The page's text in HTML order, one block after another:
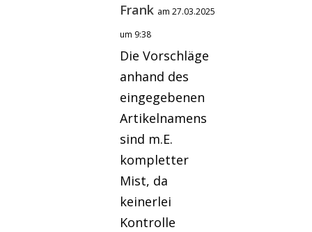
Frank am 27.03.2025
um 9:38
Die Vorschläge
anhand des
eingegebenen
Artikelnamens
sind m.E.
kompletter
Mist, da
keinerlei
Kontrolle